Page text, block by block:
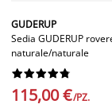
GUDERUP
Sedia GUDERUP
naturale/naturale






115,00 €/PZ.